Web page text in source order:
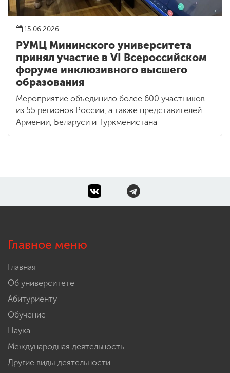
15.06.2026
РУМЦ Мининского университета
принял участие в VI Всероссийском
форуме инклюзивного высшего
образования
Мероприятие объединило более 600 участников
из 55 регионов России, а также представителей
Армении, Беларуси и Туркменистана
Главное меню
Главная
Об университете
Абитуриенту
Обучение
Наука
Международная деятельность
Другие виды деятельности